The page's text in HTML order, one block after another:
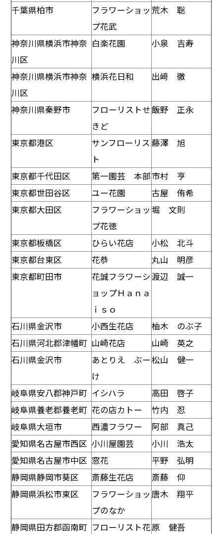
千葉県柏市
フラワーショッ
プ花武
荒木 聡
神奈川県横浜市神奈
川区
白楽花園 小泉 吉寿
神奈川県横浜市神奈
川区
横浜花日和 出﨑 徹
神奈川県秦野市
フローリストせ
きど
飯野 正永
東京都港区
サンフローリス
ト
藤澤 旭
東京都千代田区 第一園芸 本部市村 亨
東京都世田谷区
ユー花園
古屋 侑希
東京都大田区
フラワーショッ
プ花徳
堀 文則
東京都板橋区 ひらい花店
小松 北斗
東京都台東区
花恭
丸山 明彦
東京都町田市
花誠フラワーシ
ョップＨａｎａ
ｉｓｏ
渡辺 誠一
石川県金沢市 小西生花店
柚木 のぶ子
石川県河北郡津幡町 山崎花店
山崎 英之
石川県金沢市
あとりえ ぶー
け
松山 健一
岐阜県安八郡神戸町 イシハラ
高田 啓子
岐阜県養老郡養老町 花の店カトー
竹内 忍
岐阜県大垣市
西濃フラワー
阿部 真己
愛知県名古屋市西区 小川屋園芸
小川 浩太
愛知県名古屋市中区 窓花
平野 弘明
静岡県静岡市葵区
斎藤生花店
斎藤 仰
静岡県浜松市東区
フラワーショッ
プのなか
唐木 翔平
静岡県田方郡函南町 フローリスト花原 健吾